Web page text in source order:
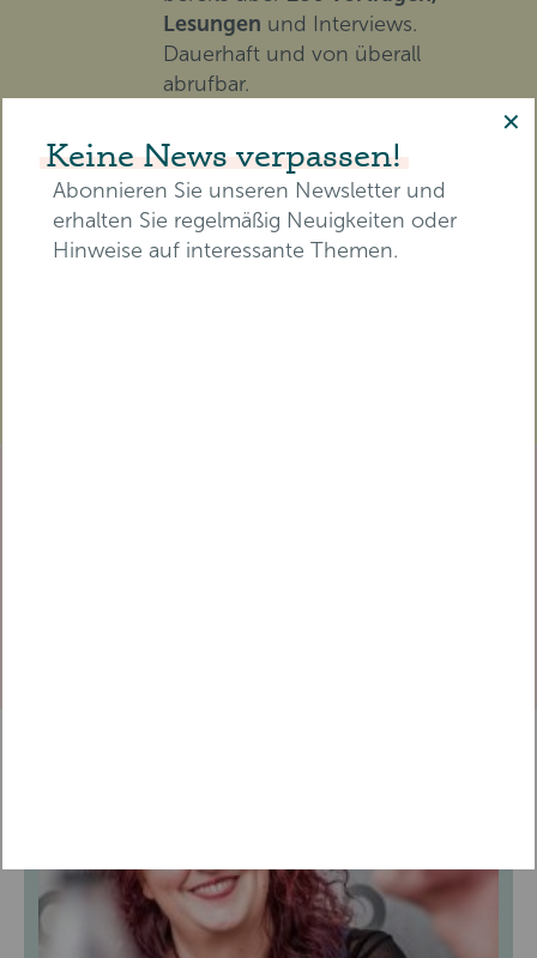
Lesungen und Interviews.
Dauerhaft und von überall
abrufbar.
BILDEN SIE SICH FORT
Erhalten Sie eine
Teilnahmebescheinigung mit
zertifizierten Pflegepunkten für
✕
Keine News verpassen!
Abonnieren Sie unseren Newsletter und
erhalten Sie regelmäßig Neuigkeiten oder
Hinweise auf interessante Themen.